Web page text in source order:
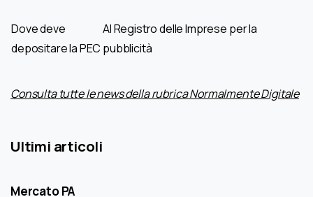
Dove deve
depositare la PEC
Al Registro delle Imprese per la
pubblicità
Consulta tutte le news della rubrica Normalmente Digitale
Ultimi articoli
Mercato PA